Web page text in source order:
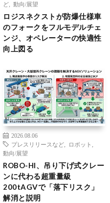
ど
動向/展望
ロジスネクストが防爆仕様車
のフォークをフルモデルチェ
ンジ、オペレーターの快適性
向上図る
2026.08.06
プレスリリースなど
ロボット
動向/展望
ROBO-HI、吊り下げ式クレー
ンに代わる超重量級
200tAGVで「落下リスク」
解消と説明